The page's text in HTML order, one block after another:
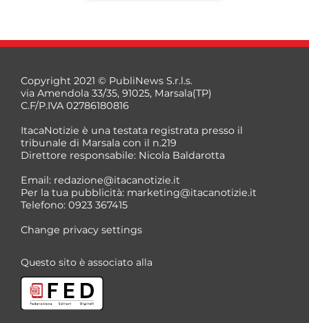
*
Copyright 2021 © PubliNews S.r.l.s.
via Amendola 33/35, 91025, Marsala(TP)
C.F/P.IVA 02786180816
ItacaNotizie è una testata registrata presso il
tribunale di Marsala con il n.219
Direttore responsabile: Nicola Baldarotta
Email: redazione@itacanotizie.it
Per la tua pubblicità: marketing@itacanotizie.it
Telefono: 0923 367415
Change privacy settings
Questo sito è associato alla